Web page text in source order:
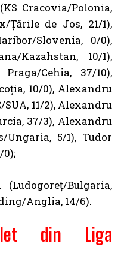
Cracovia/Polonia,
Țările de Jos, 21/1),
Slovenia, 0/0),
Kazahstan, 10/1),
Cehia, 37/10),
10/0), Alexandru
11/2), Alexandru
37/3), Alexandru
Ungaria, 5/1), Tudor
(Ludogoreț/Bulgaria,
Anglia, 14/6).
din Liga